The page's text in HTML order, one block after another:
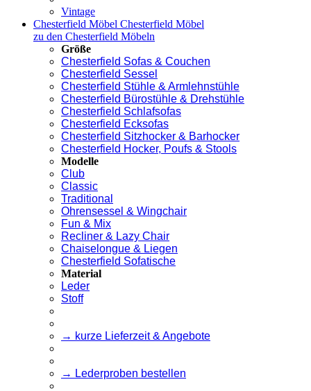
Vintage
Chesterfield Möbel Chesterfield Möbel
zu den Chesterfield Möbeln
Größe
Chesterfield Sofas & Couchen
Chesterfield Sessel
Chesterfield Stühle & Armlehnstühle
Chesterfield Bürostühle & Drehstühle
Chesterfield Schlafsofas
Chesterfield Ecksofas
Chesterfield Sitzhocker & Barhocker
Chesterfield Hocker, Poufs & Stools
Modelle
Club
Classic
Traditional
Ohrensessel & Wingchair
Fun & Mix
Recliner & Lazy Chair
Chaiselongue & Liegen
Chesterfield Sofatische
Material
Leder
Stoff
→ kurze Lieferzeit & Angebote
→ Lederproben bestellen